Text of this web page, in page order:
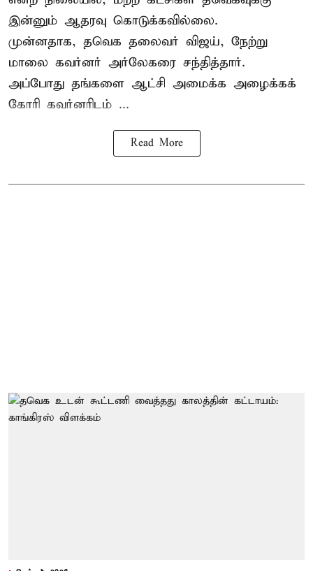
இன்னும் ஆதரவு கொடுக்கவில்லை.
முன்னதாக, தவெக தலைவர் விஜய், நேற்று
மாலை கவர்னர் அர்லேகரை சந்தித்தார்.
அப்போது தங்களை ஆட்சி அமைக்க அழைக்கக்
கோரி கவர்னரிடம் ...
Read More